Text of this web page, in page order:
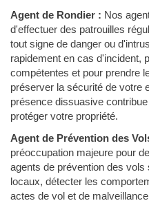
Agent de Rondier : Nos
d'effectuer des patrouilles
tout signe de danger ou
rapidement en cas d'incident,
compétentes et pour prendre
préserver la sécurité de votre
présence dissuasive
protéger votre propriété.
Agent de Prévention des
préoccupation majeure pour
agents de prévention des
locaux, détecter les
actes de vol et de